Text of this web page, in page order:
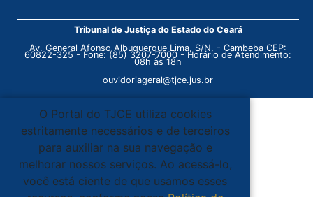
Tribunal de Justiça do Estado do Ceará
Av. General Afonso Albuquerque Lima, S/N. - Cambeba CEP:
60822-325 - Fone: (85) 3207-7000 - Horário de Atendimento:
08h às 18h
ouvidoriageral@tjce.jus.br
O Portal do TJCE utiliza cookies
estritamente necessários e de terceiros
para auxiliar na sua navegação e
melhorar nossos serviços. Ao acessá-lo,
você está ciente de que usamos esses